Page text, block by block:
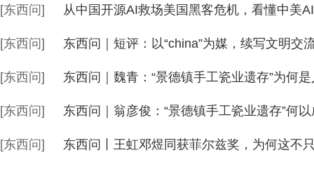
[东西问] 从中国开源AI救场美国黑客危机，看懂中美
[东西问] 东西问｜短评：以“china”为媒，续写文明交
[东西问] 东西问｜魏青：“景德镇手工瓷业遗存”为何
[东西问] 东西问｜翁彦俊：“景德镇手工瓷业遗存”何
[东西问] 东西问丨王虹邓煜同获菲尔兹奖，为何这不